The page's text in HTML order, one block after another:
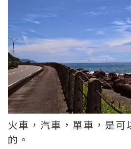
火車，汽車，單車，是可
的。